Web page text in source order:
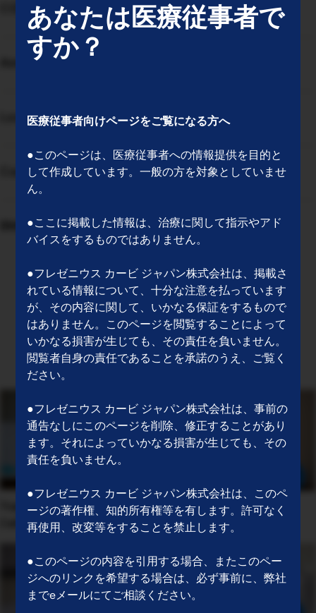
COM.TEC®
Amika
Lovo
CompoLabTM
BMCK
‹ 1 2 ›
Transfusion Medicine and
Cell Therapies
Enteral Nutrition
あなたは医療従事者で
すか？
医療従事者向けページをご覧になる方へ
●このページは、医療従事者への情報提供を目的と
して作成しています。一般の方を対象としていませ
ん。
●ここに掲載した情報は、治療に関して指示やアド
バイスをするものではありません。
●フレゼニウス カービ ジャパン株式会社は、掲載さ
れている情報について、十分な注意を払っています
が、その内容に関して、いかなる保証をするもので
はありません。このページを閲覧することによって
いかなる損害が生じても、その責任を負いません。
閲覧者自身の責任であることを承諾のうえ、ご覧く
ださい。
●フレゼニウス カービ ジャパン株式会社は、事前の
通告なしにこのページを削除、修正することがあり
ます。それによっていかなる損害が生じても、その
責任を負いません。
●フレゼニウス カービ ジャパン株式会社は、このペ
ージの著作権、知的所有権等を有します。許可なく
再使用、改変等をすることを禁止します。
●このページの内容を引用する場合、またこのペー
ジへのリンクを希望する場合は、必ず事前に、弊社
までeメールにてご相談ください。